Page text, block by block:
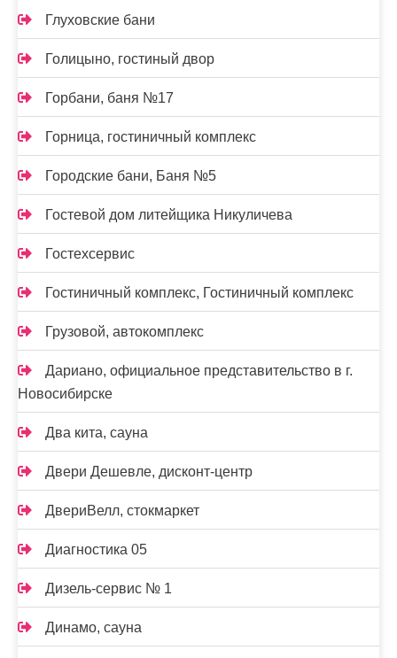
Глуховские бани
Голицыно, гостиный двор
Горбани, баня №17
Горница, гостиничный комплекс
Городские бани, Баня №5
Гостевой дом литейщика Никуличева
Гостехсервис
Гостиничный комплекс, Гостиничный комплекс
Грузовой, автокомплекс
Дариано, официальное представительство в г.
Новосибирске
Два кита, сауна
Двери Дешевле, дисконт-центр
ДвериВелл, стокмаркет
Диагностика 05
Дизель-сервис № 1
Динамо, сауна